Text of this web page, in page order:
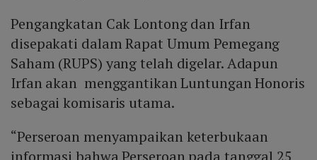
Pengangkatan Cak Lontong dan Irfan
disepakati dalam Rapat Umum Pemegang
Saham (RUPS) yang telah digelar. Adapun
Irfan akan menggantikan Luntungan Honoris
sebagai komisaris utama.
“Perseroan menyampaikan keterbukaan
informasi bahwa Perseroan pada tanggal 25